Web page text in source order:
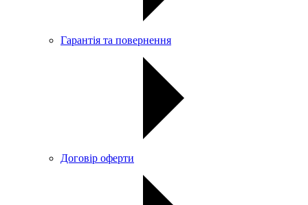
Гарантія та повернення
Договір оферти